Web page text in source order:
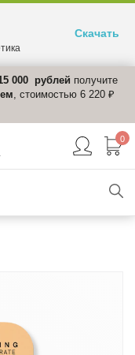
000 рублей получите
, стоимостью 6 220 ₽
0
Скачать